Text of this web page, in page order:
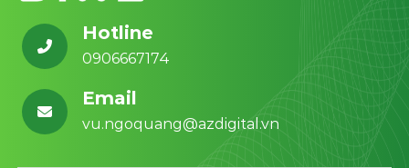
Hotline
0906667174
Email
vu.ngoquang@azdigital.vn